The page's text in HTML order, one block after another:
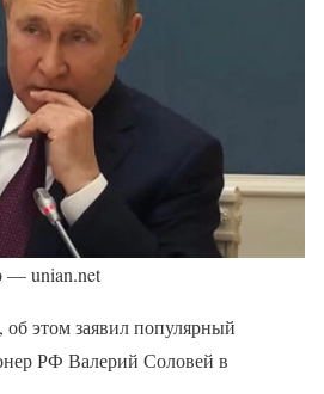
— unian.net
, об этом заявил популярный
РФ Валерий Соловей в